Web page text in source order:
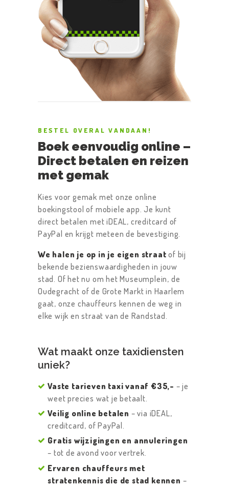
BESTEL OVERAL VANDAAN!
Boek eenvoudig online –
Direct betalen en reizen
met gemak
Kies voor gemak met onze online
boekingstool of mobiele app. Je kunt
direct betalen met iDEAL, creditcard of
PayPal en krijgt meteen de bevestiging.
We halen je op in je eigen straat of bij
bekende bezienswaardigheden in jouw
stad. Of het nu om het Museumplein, de
Oudegracht of de Grote Markt in Haarlem
gaat, onze chauffeurs kennen de weg in
elke wijk en straat van de Randstad.
Wat maakt onze taxidiensten
uniek?
Vaste tarieven taxi vanaf €35,- – je
weet precies wat je betaalt.
Veilig online betalen – via iDEAL,
creditcard, of PayPal.
Gratis wijzigingen en annuleringen
– tot de avond voor vertrek.
Ervaren chauffeurs met
stratenkennis die de stad kennen –